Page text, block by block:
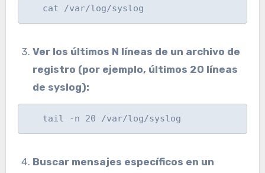
   cat /var/log/syslog
Ver los últimos N líneas de un archivo de
registro (por ejemplo, últimos 20 líneas
de syslog):
   tail -n 20 /var/log/syslog
Buscar mensajes específicos en un